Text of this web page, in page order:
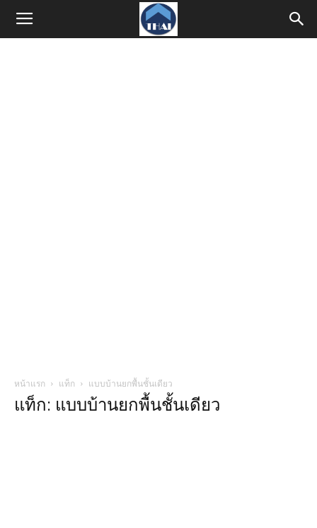
หน้าแรก แท็ก แบบบ้านยกพื้นชั้นเดียว
แท็ก: แบบบ้านยกพื้นชั้นเดียว